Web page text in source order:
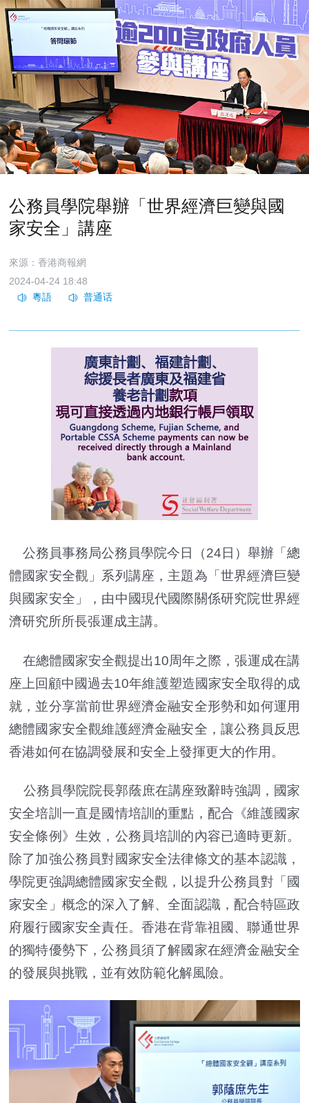
公務員學院舉辦「世界經濟巨變與國
家安全」講座
來源：香港商報網
2024-04-24 18:48
公務員事務局公務員學院今日（24日）舉辦「總
體國家安全觀」系列講座，主題為「世界經濟巨變
與國家安全」，由中國現代國際關係研究院世界經
濟研究所所長張運成主講。
在總體國家安全觀提出10周年之際，張運成在講
座上回顧中國過去10年維護塑造國家安全取得的成
就，並分享當前世界經濟金融安全形勢和如何運用
總體國家安全觀維護經濟金融安全，讓公務員反思
香港如何在協調發展和安全上發揮更大的作用。
公務員學院院長郭蔭庶在講座致辭時強調，國家
安全培訓一直是國情培訓的重點，配合《維護國家
安全條例》生效，公務員培訓的內容已適時更新。
除了加強公務員對國家安全法律條文的基本認識，
學院更強調總體國家安全觀，以提升公務員對「國
家安全」概念的深入了解、全面認識，配合特區政
府履行國家安全責任。香港在背靠祖國、聯通世界
的獨特優勢下，公務員須了解國家在經濟金融安全
的發展與挑戰，並有效防範化解風險。